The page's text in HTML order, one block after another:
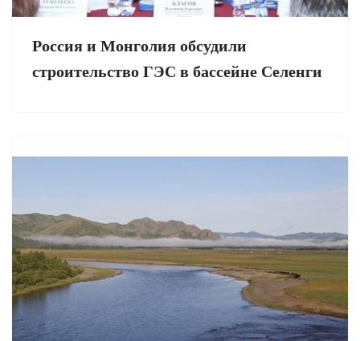
Россия и Монголия обсудили
строительство ГЭС в бассейне Селенги